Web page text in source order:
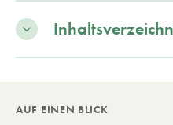
AUF EINEN BLICK